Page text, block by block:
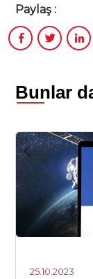
Paylaş :
Bunlar
25.10.2023